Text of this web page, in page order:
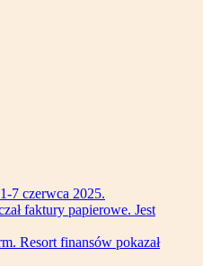
czerwca 2025.
faktury papierowe. Jest
Resort finansów pokazał